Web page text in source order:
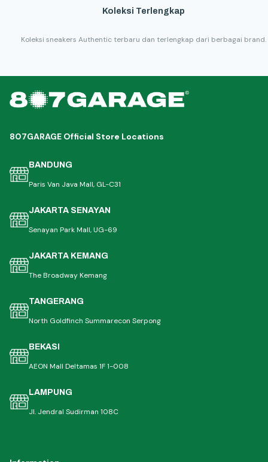
Koleksi Terlengkap
Koleksi sneakers Authentic terbaru dan terlengkap dari berbagai brand.
807GARAGE Official Store Locations
BANDUNG
Paris Van Java Mall, GL-C31
JAKARTA SENAYAN
Senayan Park Mall, UG-69
JAKARTA KEMANG
The Broadway Kemang
TANGERANG
North Goldfinch Summarecon Serpong
BEKASI
AEON Mall Deltamas 1F 1-008
LAMPUNG
Jl. Jendral Sudirman 108C